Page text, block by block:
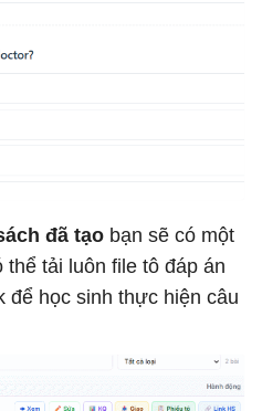
đã tạo bạn sẽ có một
tải luôn file tô đáp án
để học sinh thực hiện câu